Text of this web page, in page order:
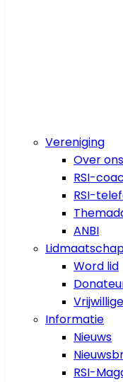
Vereniging
Over ons
RSI-
RSI-
ANBI
Word lid
Informatie
Nieuws
RSI-